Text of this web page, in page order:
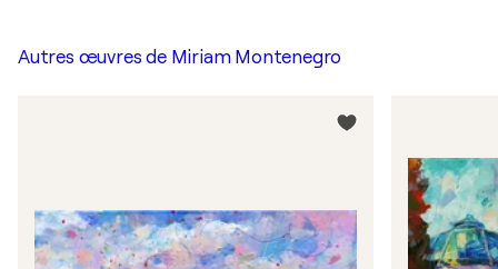
Autres œuvres de Miriam Montenegro